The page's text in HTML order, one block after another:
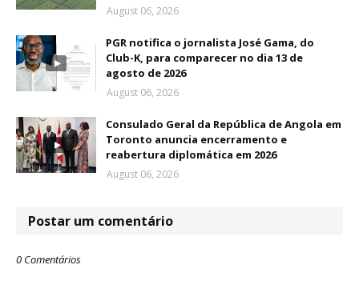
August 06, 2026
PGR notifica o jornalista José Gama, do
Club-K, para comparecer no dia 13 de
agosto de 2026
August 06, 2026
Consulado Geral da República de Angola em
Toronto anuncia encerramento e
reabertura diplomática em 2026
August 06, 2026
Postar um comentário
0 Comentários